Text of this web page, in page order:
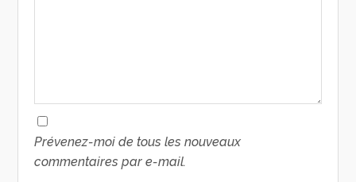
Prévenez-moi de tous les nouveaux
commentaires par e-mail.